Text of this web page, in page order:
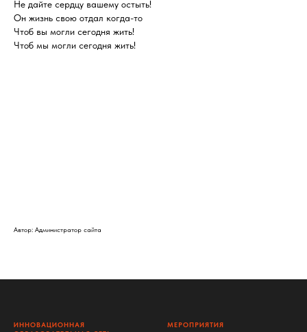
Не дайте сердцу вашему остыть!
Он жизнь свою отдал когда-то
Чтоб вы могли сегодня жить!
Чтоб мы могли сегодня жить!
Автор: Администратор сайта
ИННОВАЦИОННАЯ
МЕРОПРИЯТИЯ